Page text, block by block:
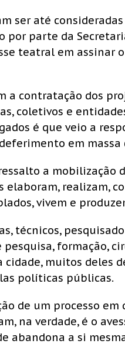
ser até
por parte da
teatral em assinar
a contratação dos
coletivos e
é que veio a
em massa
a mobilização
elaboram, realizam,
vivem e
técnicos,
formação,
cidade, muitos deles
políticas públicas.
de um processo
na verdade, é o
abandona a si